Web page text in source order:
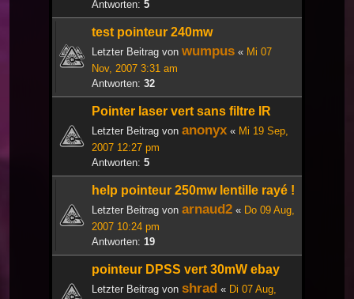
Antworten: 5
test pointeur 240mw
Letzter Beitrag von wumpus « Mi 07
Nov, 2007 3:31 am
Antworten: 32
Pointer laser vert sans filtre IR
Letzter Beitrag von anonyx « Mi 19 Sep,
2007 12:27 pm
Antworten: 5
help pointeur 250mw lentille rayé !
Letzter Beitrag von arnaud2 « Do 09 Aug,
2007 10:24 pm
Antworten: 19
pointeur DPSS vert 30mW ebay
Letzter Beitrag von shrad « Di 07 Aug,